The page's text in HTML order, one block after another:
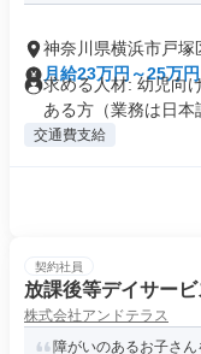
神奈川県横浜市戸塚
月給23万円～25万円
求める人材: 幼児向
ある方（業務は日本
交通費支給
契約社員
放課後等デイサー
株式会社アンドテラス
障がいのあるお子さ